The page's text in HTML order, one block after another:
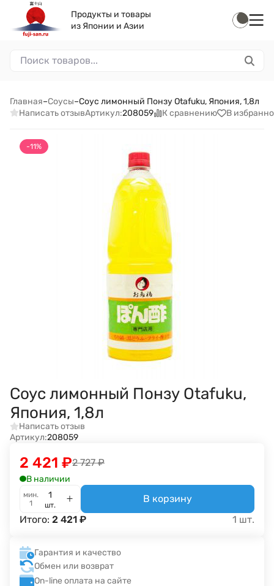
Продукты и товары
из Японии и Азии
Главная–Соусы–Соус лимонный Понзу Otafuku, Япония, 1,8л
Написать отзывАртикул:208059 К сравнению В
-11%
Соус лимонный Понзу Otafuku,
Япония, 1,8л
Написать отзыв
Артикул:208059
2 727 ₽
2 421 ₽
В наличии
мин.
1
шт.
В корзину
Итого: 2 421 ₽ 1 шт.
Гарантия и качество
Обмен или возврат
On-line оплата на сайте